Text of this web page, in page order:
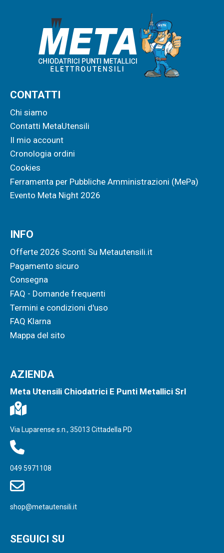
CONTATTI
Chi siamo
Contatti MetaUtensili
Il mio account
Cronologia ordini
Cookies
Ferramenta per Pubbliche Amministrazioni (MePa)
Evento Meta Night 2026
INFO
Offerte 2026 Sconti Su Metautensili.it
Pagamento sicuro
Consegna
FAQ - Domande frequenti
Termini e condizioni d'uso
FAQ Klarna
Mappa del sito
AZIENDA
Meta Utensili Chiodatrici E Punti Metallici Srl
Via Luparense s.n., 35013 Cittadella PD
049 5971108
shop@metautensili.it
SEGUICI SU